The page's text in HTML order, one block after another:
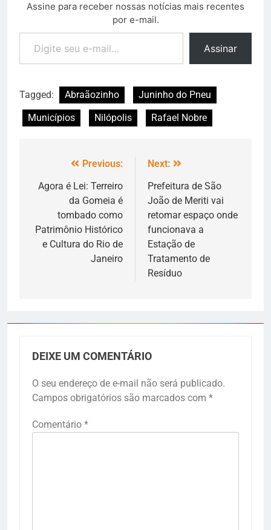
Assine para receber nossas notícias mais recentes
por e-mail.
Assinar
Tagged: Abraãozinho
Juninho do Pneu
Municípios
Nilópolis Rafael Nobre
Previous:
Agora é Lei: Terreiro
da Gomeia é
tombado como
Patrimônio Histórico
e Cultura do Rio de
Janeiro
Next:
Prefeitura de São
João de Meriti vai
retomar espaço onde
funcionava a
Estação de
Tratamento de
Resíduo
DEIXE UM COMENTÁRIO
O seu endereço de e-mail não será publicado.
Campos obrigatórios são marcados com *
Comentário *